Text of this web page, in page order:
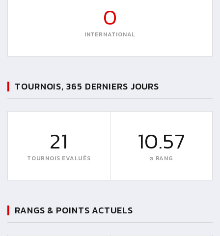
0
INTERNATIONAL
TOURNOIS, 365 DERNIERS JOURS
21
TOURNOIS EVALUÉS
10.57
∅ RANG
RANGS & POINTS ACTUELS